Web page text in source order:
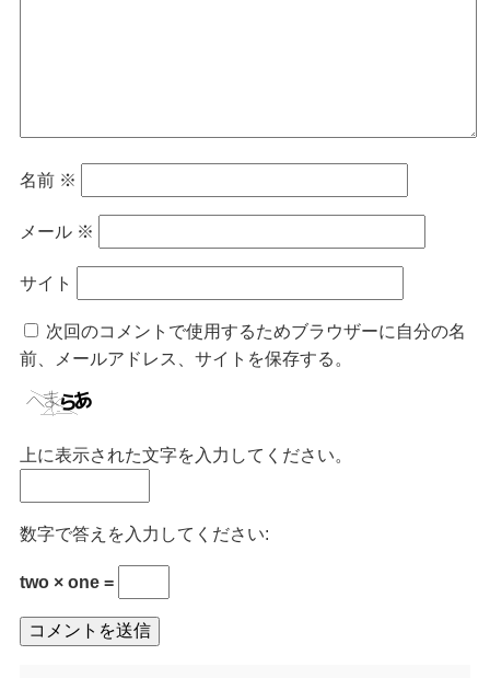
名前 ※
メール ※
サイト
次回のコメントで使用するためブラウザーに自分の名
前、メールアドレス、サイトを保存する。
上に表示された文字を入力してください。
数字で答えを入力してください:
two × one =